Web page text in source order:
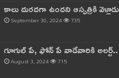
కాలు దురదగా ఉందని ఆస్పత్రికి
September 30, 2024 735
గూగుల్ పే, ఫోన్ పే వాడేవారికి
August 3, 2024 715